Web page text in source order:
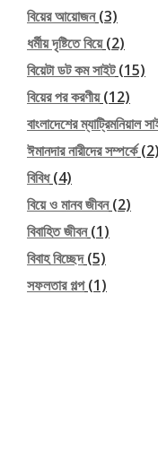
বিয়ের আয়োজন(3)
ধর্মীয় দৃষ্টিতে বিয়ে(2)
বিয়েটা ডট কম সাইট(15)
বিয়ের পর করণীয়(12)
বাংলাদেশের ম্যাট্রিমনিয়াল
ঈমানদার নারীদের সম্পর্কে(2)
বিবিধ(4)
বিয়ে ও মানব জীবন(2)
বিবাহিত জীবন(1)
বিবাহ বিচ্ছেদ(5)
সফলতার গল্প(1)